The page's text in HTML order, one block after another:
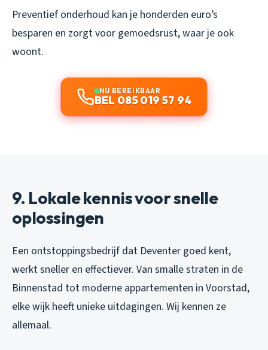
Preventief onderhoud kan je honderden euro’s
besparen en zorgt voor gemoedsrust, waar je ook
woont.
NU BEREIKBAAR
BEL 085 019 57 94
9. Lokale kennis voor snelle
oplossingen
Een ontstoppingsbedrijf dat Deventer goed kent,
werkt sneller en effectiever. Van smalle straten in de
Binnenstad tot moderne appartementen in Voorstad,
elke wijk heeft unieke uitdagingen. Wij kennen ze
allemaal.